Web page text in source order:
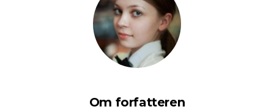
Om forfatteren